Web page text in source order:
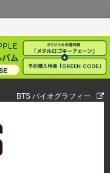
BTS バイオグラフィー